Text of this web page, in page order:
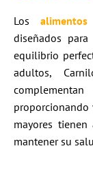
Los
diseñados
equilibrio
adultos,
proporcionando
mayores
mantener su